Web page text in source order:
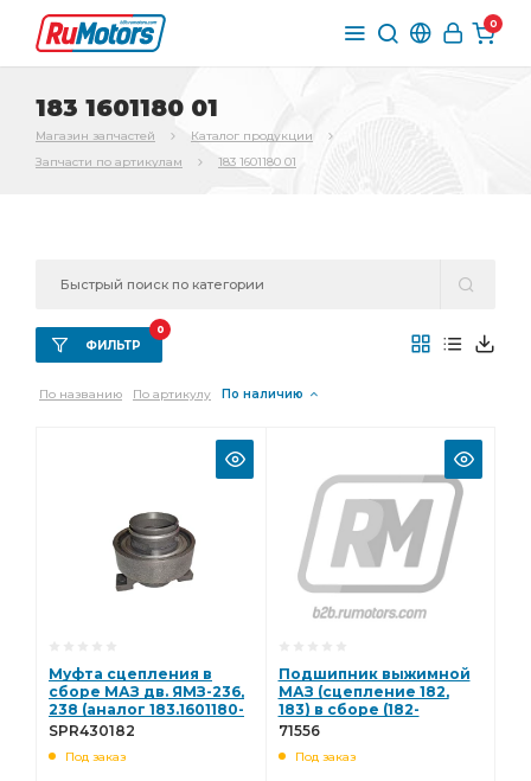
0
183 1601180 01
Магазин запчастей
Каталог продукции
Запчасти по артикулам
183 1601180 01
ФИЛЬТР
0
По названию По артикулу По наличию
Муфта сцепления в
сборе МАЗ дв. ЯМЗ-236,
238 (аналог 183.1601180-
01) Starco SPR430182
SPR430182
Под заказ
Подшипник выжимной
МАЗ (сцепление 182,
183) в сборе (182-
1601180) 71556
71556
Под заказ